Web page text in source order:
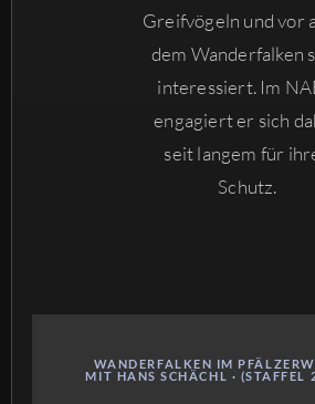
Greifvögeln und vor
dem Wanderfalken
interessiert. Im
engagiert er sich
seit langem für
Schutz.
WANDERFALKEN IM
MIT HANS SCHÄCHL · (STAFFEL